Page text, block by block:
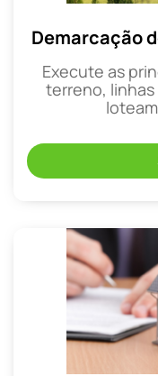
Demarcação
Execute as
terreno, linhas